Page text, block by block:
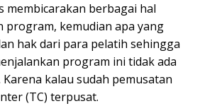
membicarakan berbagai hal
program, kemudian apa yang
hak dari para pelatih sehingga
program ini tidak ada
kalau sudah pemusatan
(TC) terpusat.